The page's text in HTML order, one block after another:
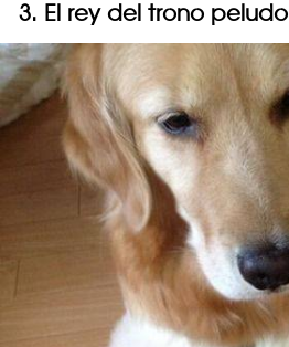
3. El rey del trono peludo